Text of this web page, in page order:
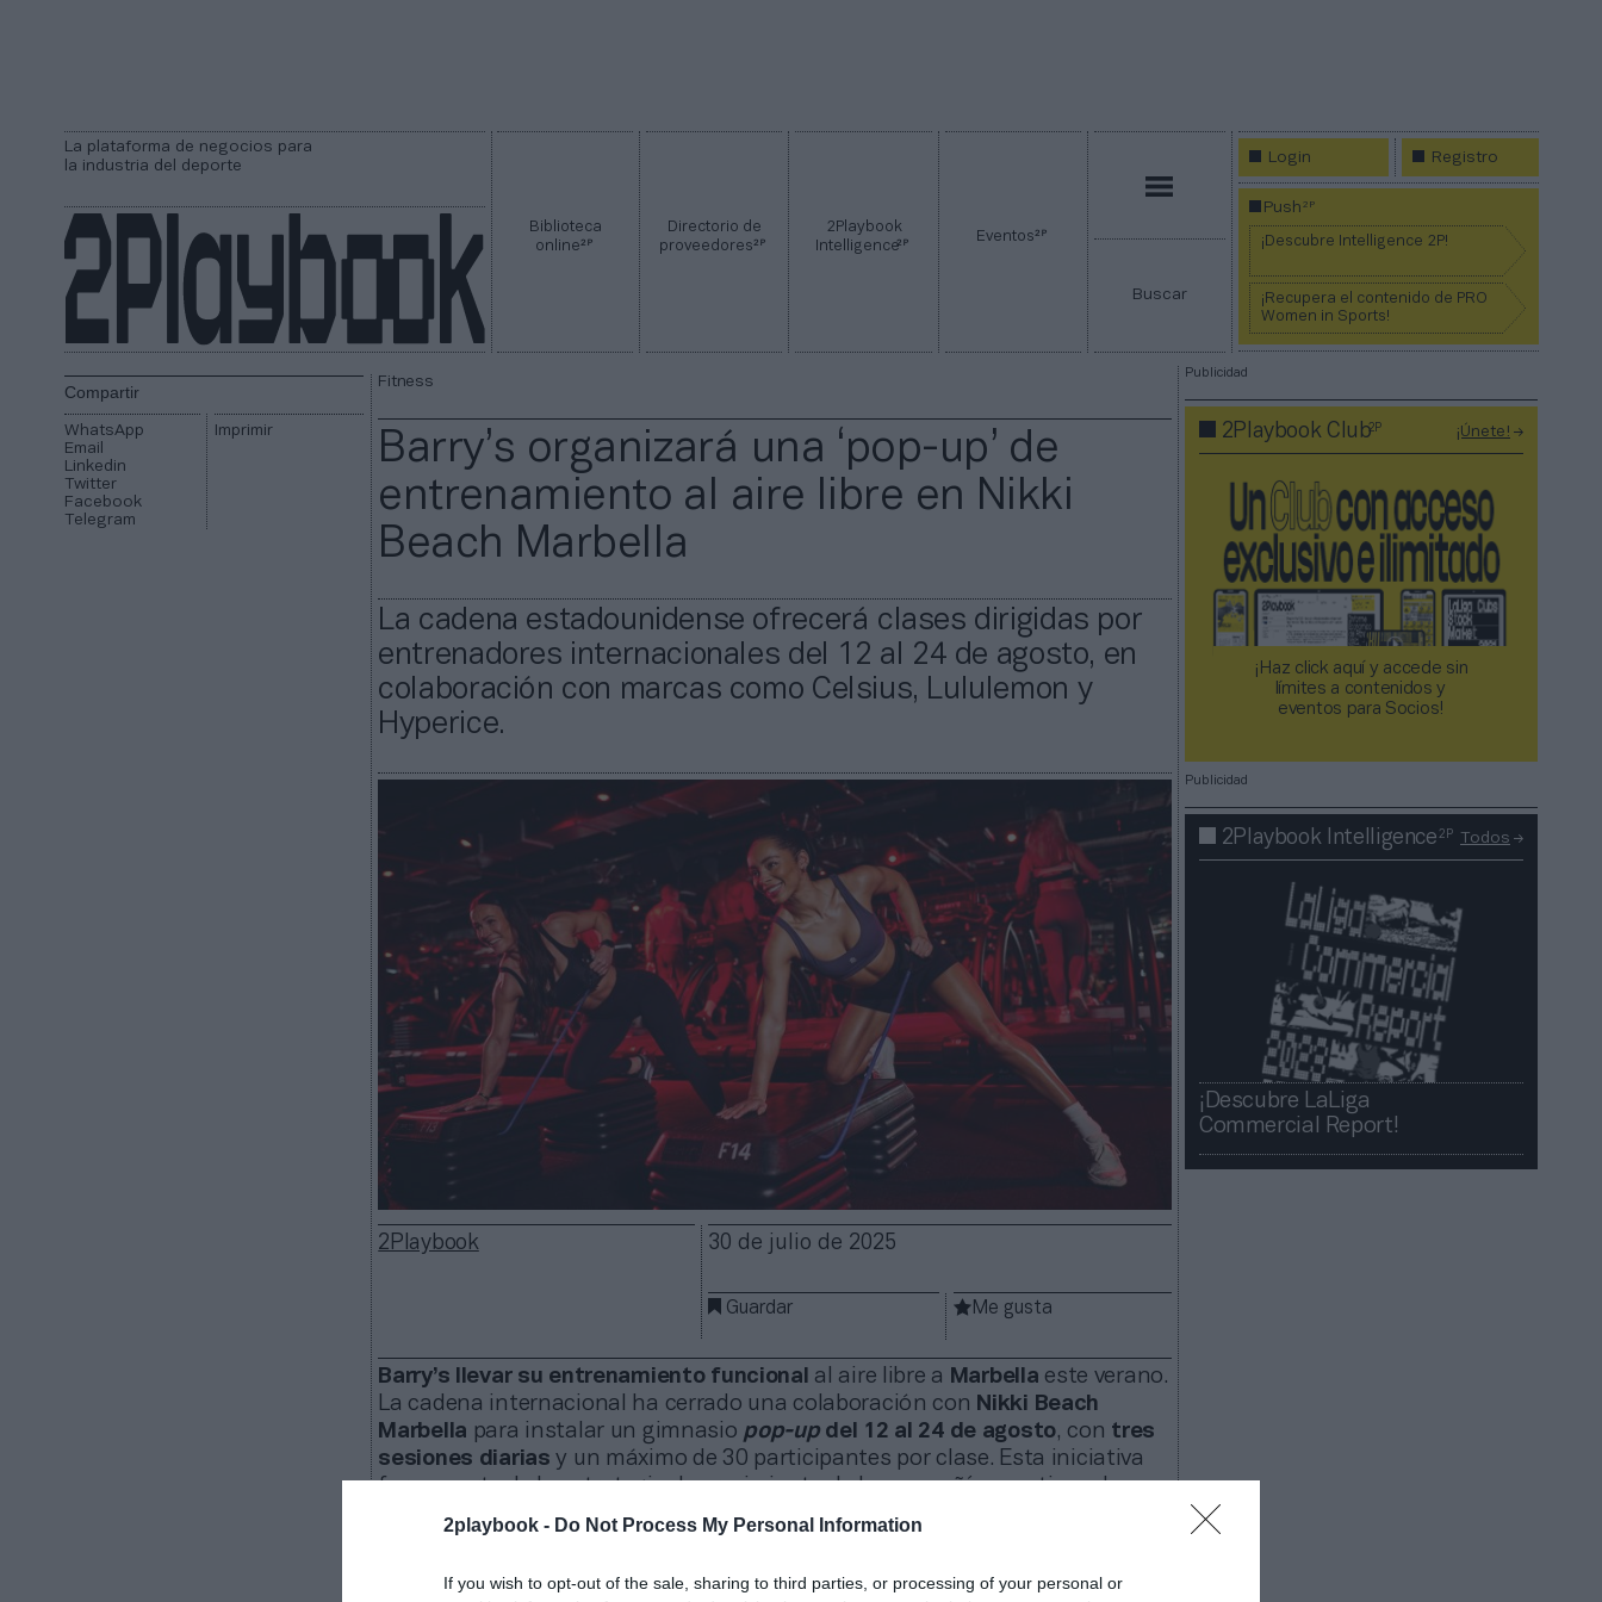
2playbook - Do Not Process My Personal Information
If you wish to opt-out of the sale, sharing to third parties, or processing of your personal or
La plataforma de negocios para
la industria del deporte
Biblioteca
online2P
Directorio de
proveedores2P
2Playbook
Intelligence2P Eventos2P
Buscar
Login Registro
Push2P
¡Descubre Intelligence 2P!
¡Recupera el contenido de PRO
Women in Sports!
Compartir
WhatsApp
Email
Linkedin
Twitter
Facebook
Telegram
Imprimir
Fitness
Barry’s organizará una ‘pop-up’ de
entrenamiento al aire libre en Nikki
Beach Marbella
La cadena estadounidense ofrecerá clases dirigidas por
entrenadores internacionales del 12 al 24 de agosto, en
colaboración con marcas como Celsius, Lululemon y
Hyperice.
2Playbook 30 de julio de 2025
Guardar Me gusta
Barry’s llevar su entrenamiento funcional al aire libre a Marbella este verano.
La cadena internacional ha cerrado una colaboración con Nikki Beach
Marbella para instalar un gimnasio pop-up del 12 al 24 de agosto, con tres
sesiones diarias y un máximo de 30 participantes por clase. Esta iniciativa
forma parte de laestrategia de crecimiento de la compañía, que tiene dos
clubes en España, en Barcelona y Madrid. La experiencia incluirá el formato
LIFT, centrado en el trabajo de fuerza, y contará con una zona de
bienestar en la Costa del Sol.
Publicidad
2Playbook Club2P ¡Únete!
¡Haz click aquí y accede sin
límites a contenidos y
eventos para Socios!​​​​​​​
Publicidad
2Playbook Intelligence2P Todos
¡Descubre LaLiga
Commercial Report!​​